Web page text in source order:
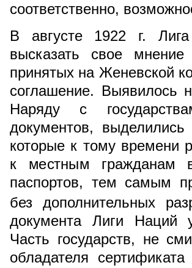
соответственно,
В августе 1922 г.
высказать свое
принятых на Женевской
соглашение. Выявилось
Наряду с
документов,
которые к тому времени
к местным гражданам
паспортов, тем самым
без дополнительных
документа Лиги Наций
Часть государств, не
обладателя